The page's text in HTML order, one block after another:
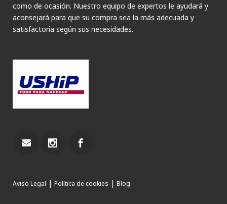
como de ocasión. Nuestro equipo de expertos le ayudará y
aconsejará para que su compra sea la más adecuada y
satisfactoria según sus necesidades.
Aviso Legal | Política de cookies | Blog